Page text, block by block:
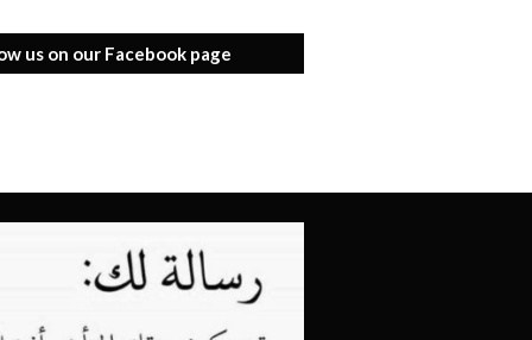
us on our Facebook page